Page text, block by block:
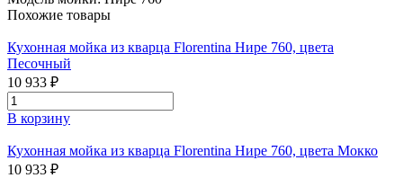
Похожие товары
Кухонная мойка из кварца Florentina Нире 760, цвета
Песочный
10 933 ₽
В корзину
Кухонная мойка из кварца Florentina Нире 760, цвета Мокко
10 933 ₽